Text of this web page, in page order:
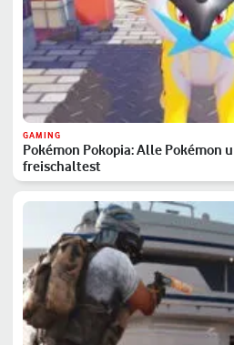
GAMING
Pokémon Pokopia: Alle Pokémon
freischaltest